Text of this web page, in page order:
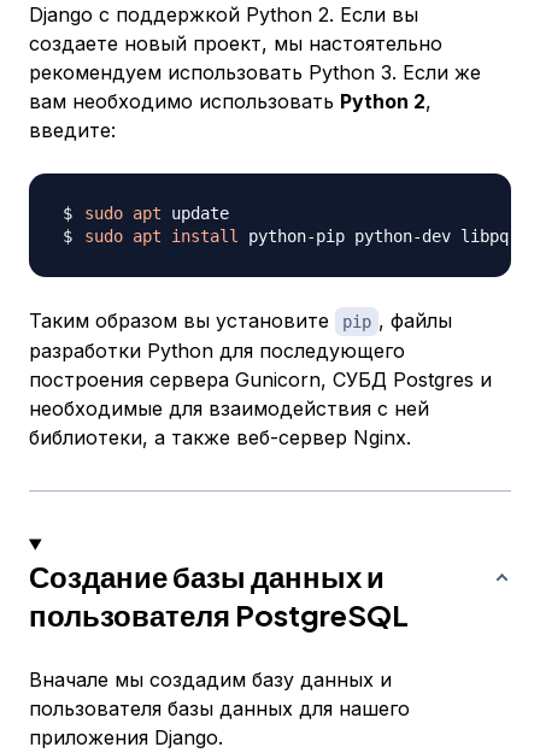
Django с поддержкой Python 2. Если вы
создаете новый проект, мы настоятельно
рекомендуем использовать Python 3. Если же
вам необходимо использовать Python 2,
введите:
sudo apt
sudo apt install python-pip python-dev libpq-
Таким образом вы установите pip , файлы
разработки Python для последующего
построения сервера Gunicorn, СУБД Postgres и
необходимые для взаимодействия с ней
библиотеки, а также веб-сервер Nginx.
Создание базы данных и
пользователя PostgreSQL
Вначале мы создадим базу данных и
пользователя базы данных для нашего
приложения Django.